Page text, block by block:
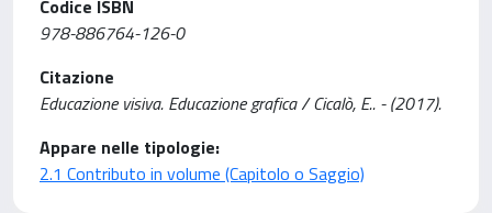
Codice ISBN
978-886764-126-0
Citazione
Educazione visiva. Educazione grafica / Cicalò, E.. - (2017).
Appare nelle tipologie:
2.1 Contributo in volume (Capitolo o Saggio)